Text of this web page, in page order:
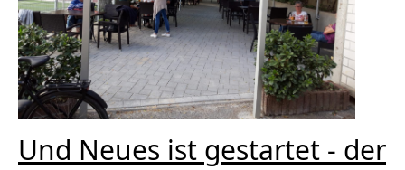
Und Neues ist gestartet - der